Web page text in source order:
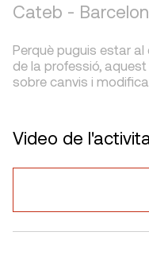
Cateb -
Perquè puguis estar
de la professió,
sobre canvis i
Video de